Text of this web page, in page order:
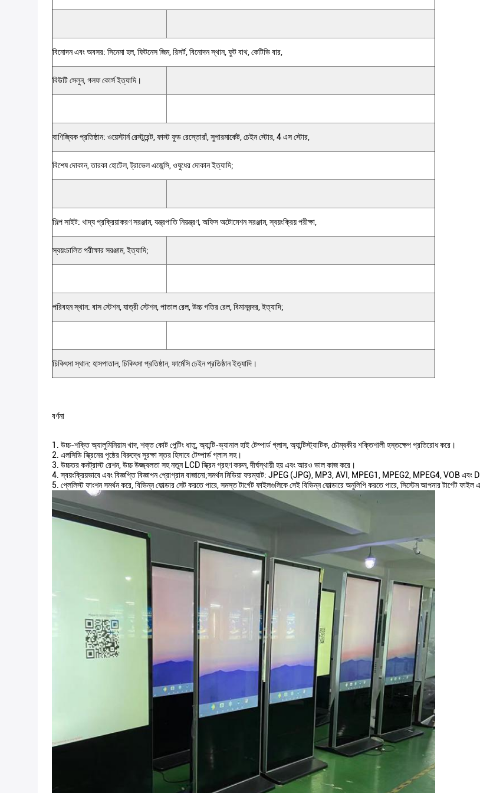
বিনোদন এবং অবসর: সিনেমা হল, ফিটনেস জিম, রিসর্ট, বিনোদন স্থান, ফুট বাথ, কেটিভি বার,
বিউটি সেলুন, গলফ কোর্স ইত্যাদি।
বাণিজ্যিক প্রতিষ্ঠান: ওয়েস্টার্ন রেস্টুরেন্ট, ফাস্ট ফুড রেস্তোরাঁ, সুপারমার্কেট, চেইন স্টোর, 4 এস স্টোর,
বিশেষ দোকান, তারকা হোটেল, ট্রাভেল এজেন্সি, ওষুধের দোকান ইত্যাদি;
শিল্প সাইট: খাদ্য প্রক্রিয়াকরণ সরঞ্জাম, যন্ত্রপাতি নিয়ন্ত্রণ, অফিস অটোমেশন সরঞ্জাম, স্বয়ংক্রিয় পরীক্ষা,
স্বয়ংচালিত পরীক্ষার সরঞ্জাম, ইত্যাদি;
পরিবহন স্থান: বাস স্টেশন, যাত্রী স্টেশন, পাতাল রেল, উচ্চ গতির রেল, বিমানবন্দর, ইত্যাদি;
চিকিৎসা স্থান: হাসপাতাল, চিকিৎসা প্রতিষ্ঠান, ফার্মেসি চেইন প্রতিষ্ঠান ইত্যাদি।
বর্ণনা
1. উচ্চ-শক্তি অ্যালুমিনিয়াম খাদ, শক্ত কোট পেন্টিং ধাতু, অ্যান্টি-ভ্যানাল হাই টেম্পার্ড গ্লাস, অ্যান্টিস্ট্যাটিক, চৌম্বকীয় শক্তিশালী হস্তক্ষেপ প্রতিরোধ করে।
2. এলসিডি স্ক্রিনের পৃষ্ঠের বিরুদ্ধে সুরক্ষা স্তর হিসাবে টেম্পার্ড গ্লাস সহ।
3. উচ্চতর কনট্রাস্ট রেশন, উচ্চ উজ্জ্বলতা সহ নতুন LCD স্ক্রিন গ্রহণ করুন, দীর্ঘস্থায়ী হয় এবং আরও ভাল কাজ করে।
4. স্বয়ংক্রিয়ভাবে এবং বিজ্ঞপ্তি বিজ্ঞাপন প্রোগ্রাম বাজানো;সমর্থন মিডিয়া ফরম্যাট: JPEG (JPG), MP3, AVI, MPEG1, MPEG2, MPEG4, VOB এবং
5. প্লেলিস্ট ফাংশন সমর্থন করে, বিভিন্ন ফোল্ডার সেট করতে পারে, সমস্ত টার্গেট ফাইলগুলিকে সেই বিভিন্ন ফোল্ডারে অনুলিপি করতে পারে, সিস্টেম আপনার টার্গেট